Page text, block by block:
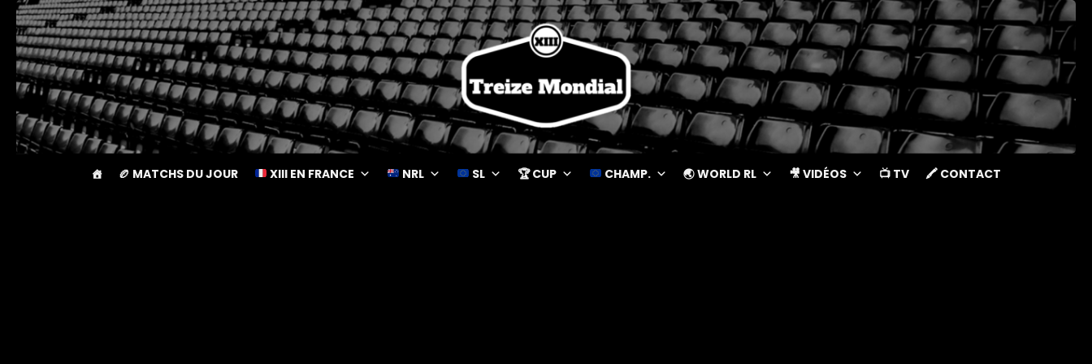
🏉 MATCHS DU JOUR XIII EN FRANCE NRL SL 🏆 CUP CHAMP. 🌏 WORLD RL 🎥 VIDÉOS 📺 TV 🖍 CONTACT